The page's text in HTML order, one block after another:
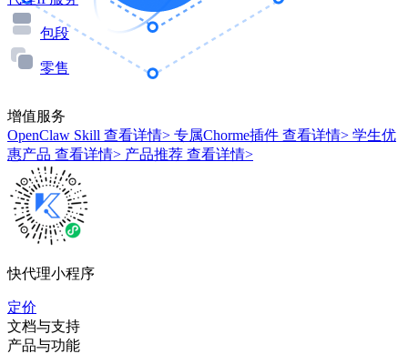
包段
零售
增值服务
OpenClaw Skill 查看详情> 专属Chorme插件 查看详情> 学生优
惠产品 查看详情> 产品推荐 查看详情>
快代理小程序
定价
文档与支持
产品与功能